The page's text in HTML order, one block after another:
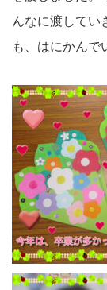
んなに渡してい
も、はにかんで